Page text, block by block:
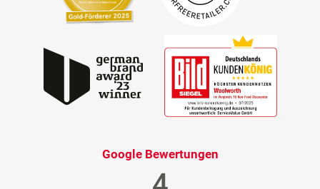
Google Bewertungen